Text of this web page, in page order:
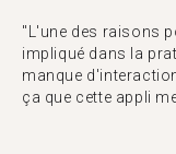
"L'une des raisons
impliqué dans la
manque
ça que cette appli